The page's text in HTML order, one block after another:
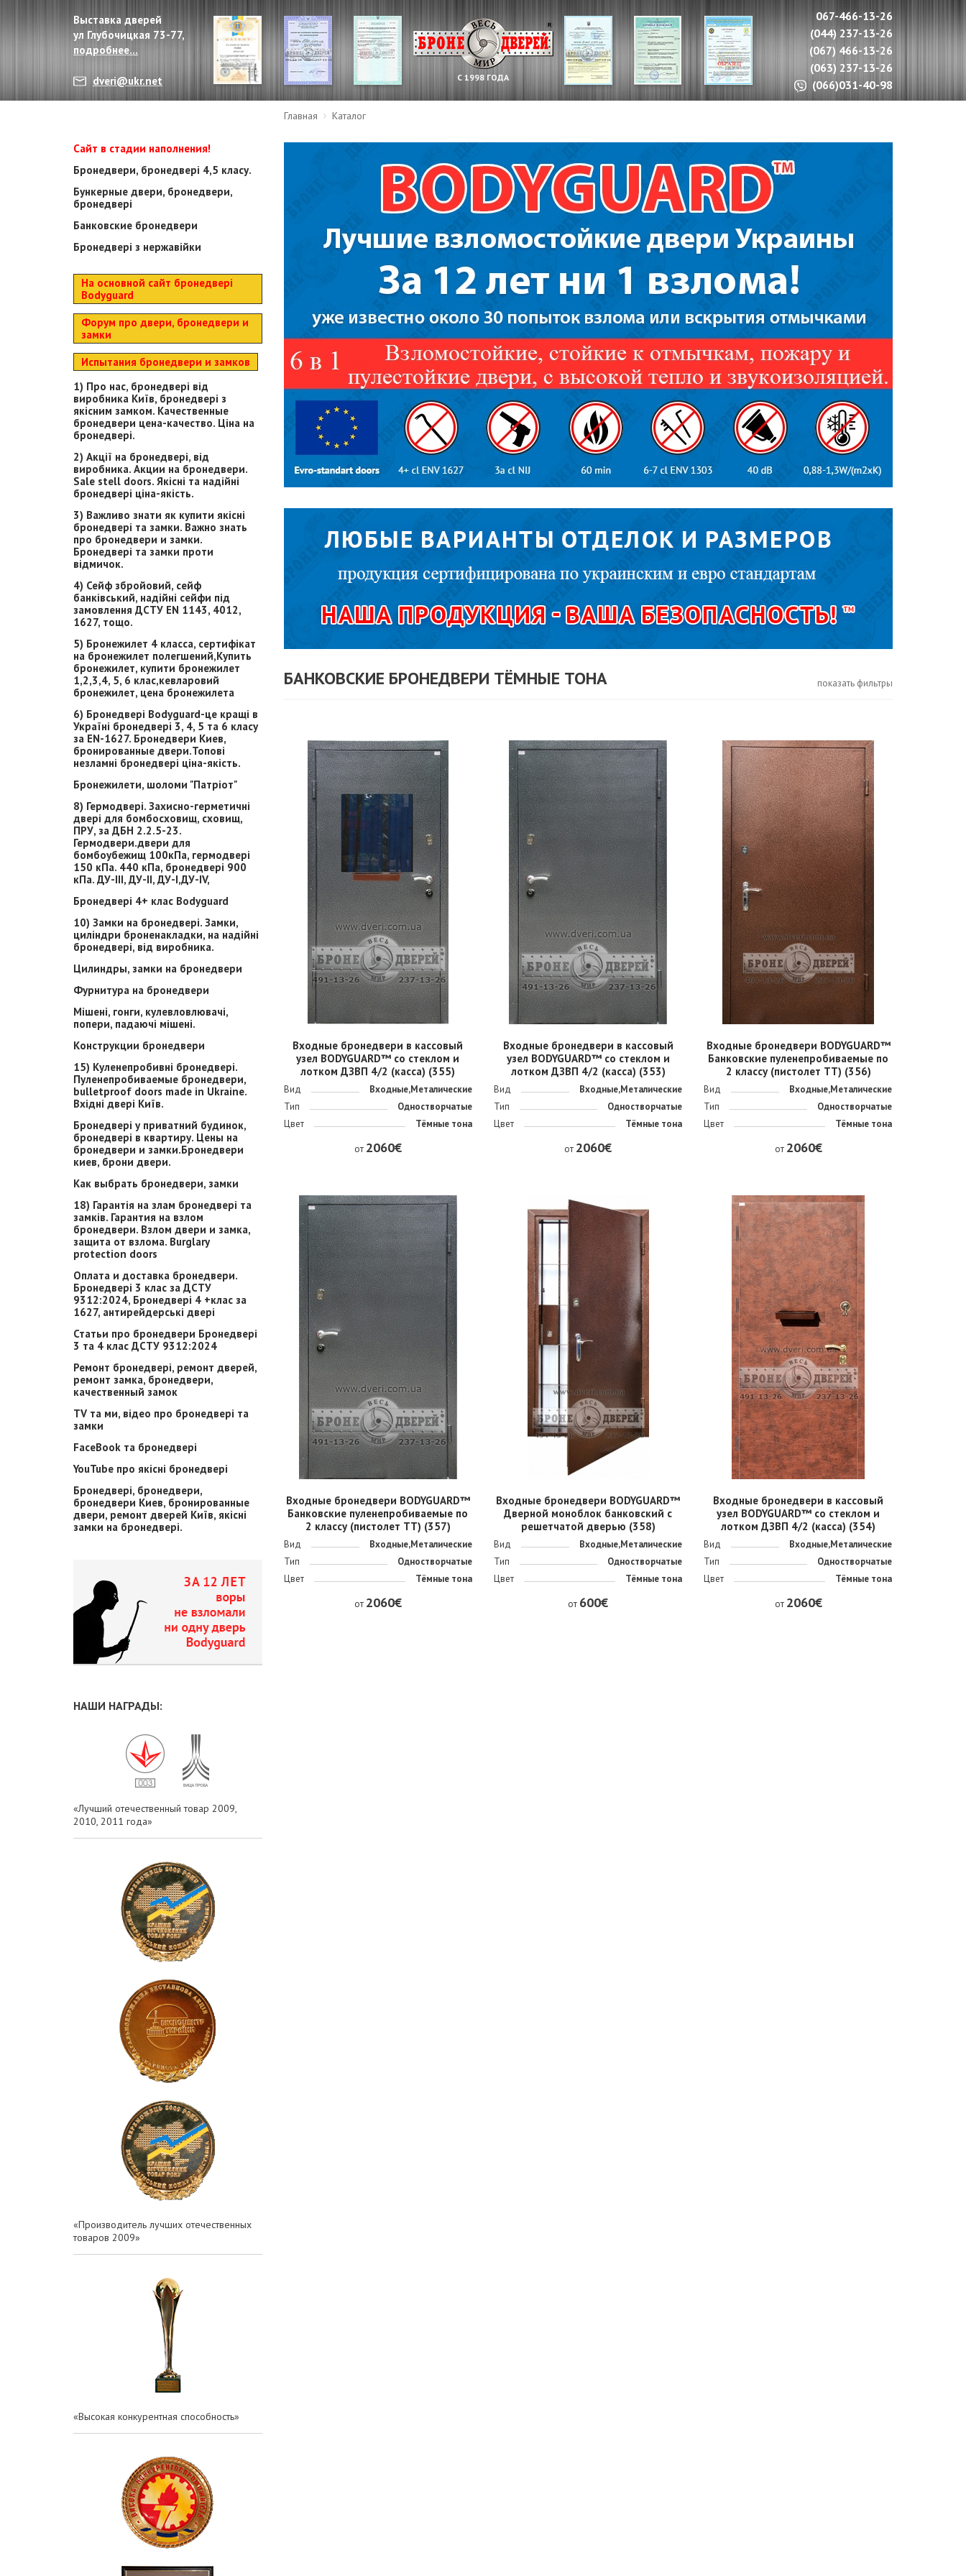
Выставка дверей
ул Глубочицкая 73-77,
подробнее...
dveri@ukr.net С 1998 ГОДА
067-466-13-26
(044) 237-13-26
(067) 466-13-26
(063) 237-13-26
(066)031-40-98
Главная Каталог
Сайт в стадии наполнения!
Бронедвери, бронедвері 4,5 класу.
Бункерные двери, бронедвери,
бронедвері
Банковские бронедвери
Бронедвері з нержавійки
На основной сайт бронедвері
Bodyguard
Форум про двери, бронедвери и
замки
Испытания бронедвери и замков
1) Про нас, бронедвері від
виробника Київ, бронедвері з
якісним замком. Качественные
бронедвери цена-качество. Ціна на
бронедвері.
2) Акції на бронедвері, від
виробника. Акции на бронедвери.
Sale stell doors. Якісні та надійні
бронедвері ціна-якість.
3) Важливо знати як купити якісні
бронедвері та замки. Важно знать
про бронедвери и замки.
Бронедвері та замки проти
відмичок.
4) Сейф збройовий, сейф
банківський, надійні сейфи під
замовлення ДСТУ EN 1143, 4012,
1627, тощо.
5) Бронежилет 4 класса, сертифікат
на бронежилет полегшений,Купить
бронежилет, купити бронежилет
1,2,3,4, 5, 6 клас,кевларовий
бронежилет, цена бронежилета
6) Бронедвері Bodyguard-це кращі в
Україні бронедвері 3, 4, 5 та 6 класу
за EN-1627. Бронедвери Киев,
бронированные двери.Топові
незламні бронедвері ціна-якість.
Бронежилети, шоломи "Патріот"
8) Гермодвері. Захисно-герметичні
двері для бомбосховищ, сховищ,
ПРУ, за ДБН 2.2.5-23.
Гермодвери.двери для
бомбоубежищ 100кПа, гермодвері
150 кПа. 440 кПа, бронедвері 900
кПа. ДУ-ІІІ, ДУ-ІІ, ДУ-І,ДУ-ІV,
Бронедвері 4+ клас Bodyguard
10) Замки на бронедвері. Замки,
циліндри броненакладки, на надійні
бронедвері, від виробника.
Цилиндры, замки на бронедвери
Фурнитура на бронедвери
Мішені, гонги, кулевловлювачі,
попери, падаючі мішені.
Конструкции бронедвери
15) Куленепробивні бронедвері.
Пуленепробиваемые бронедвери,
bulletproof doors made in Ukraine.
Вхідні двері Київ.
Бронедвері у приватний будинок,
бронедвері в квартиру. Цены на
бронедвери и замки.Бронедвери
киев, брони двери.
Как выбрать бронедвери, замки
18) Гарантія на злам бронедвері та
замків. Гарантия на взлом
бронедвери. Взлом двери и замка,
защита от взлома. Burglary
protection doors
Оплата и доставка бронедвери.
Бронедвері 3 клас за ДСТУ
9312:2024, Бронедвері 4 +клас за
1627, антирейдерські двері
Статьи про бронедвери Бронедвері
3 та 4 клас ДСТУ 9312:2024
Ремонт бронедвері, ремонт дверей,
ремонт замка, бронедвери,
качественный замок
TV та ми, відео про бронедвері та
замки
FaceBook та бронедвері
YouTube про якісні бронедвері
Бронедвері, бронедвери,
бронедвери Киев, бронированные
двери, ремонт дверей Київ, якісні
замки на бронедвері.
НАШИ НАГРАДЫ:
«Лучший отечественный товар 2009,
2010, 2011 года»
«Производитель лучших отечественных
товаров 2009»
«Высокая конкурентная способность»
БАНКОВСКИЕ БРОНЕДВЕРИ ТЁМНЫЕ ТОНА показать фильтры
Входные бронедвери в кассовый
узел BODYGUARD™ со стеклом и
лотком ДЗВП 4/2 (касса) (355)
Вид
Входные,Металические
Тип
Одностворчатые
Цвет
Тёмные тона
от 2060€
Входные бронедвери в кассовый
узел BODYGUARD™ со стеклом и
лотком ДЗВП 4/2 (касса) (353)
Вид
Входные,Металические
Тип
Одностворчатые
Цвет
Тёмные тона
от 2060€
Входные бронедвери BODYGUARD™
Банковские пуленепробиваемые по
2 классу (пистолет ТТ) (356)
Вид
Входные,Металические
Тип
Одностворчатые
Цвет
Тёмные тона
от 2060€
Входные бронедвери BODYGUARD™
Банковские пуленепробиваемые по
2 классу (пистолет ТТ) (357)
Вид
Входные,Металические
Тип
Одностворчатые
Цвет
Тёмные тона
от 2060€
Входные бронедвери BODYGUARD™
Дверной моноблок банковский с
решетчатой дверью (358)
Вид
Входные,Металические
Тип
Одностворчатые
Цвет
Тёмные тона
от 600€
Входные бронедвери в кассовый
узел BODYGUARD™ со стеклом и
лотком ДЗВП 4/2 (касса) (354)
Вид
Входные,Металические
Тип
Одностворчатые
Цвет
Тёмные тона
от 2060€